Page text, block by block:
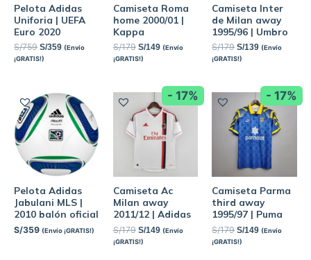
Pelota Adidas
Uniforia | UEFA
Euro 2020
S/759 S/359 (Envío
¡GRATIS!)
Camiseta Roma
home 2000/01 |
Kappa
S/179 S/149 (Envío
¡GRATIS!)
Camiseta Inter
de Milan away
1995/96 | Umbro
S/179 S/139 (Envío
¡GRATIS!)
Pelota Adidas
Jabulani MLS |
2010 balón oficial
S/359 (Envío ¡GRATIS!)
- 17%
Camiseta Ac
Milan away
2011/12 | Adidas
S/179 S/149 (Envío
¡GRATIS!)
- 17%
Camiseta Parma
third away
1995/97 | Puma
S/179 S/149 (Envío
¡GRATIS!)